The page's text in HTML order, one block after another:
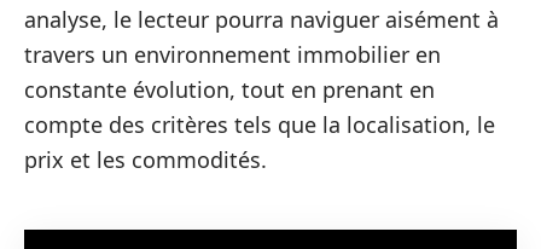
analyse, le lecteur pourra naviguer aisément à
travers un environnement immobilier en
constante évolution, tout en prenant en
compte des critères tels que la localisation, le
prix et les commodités.